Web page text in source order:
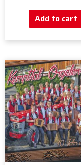
Add to cart